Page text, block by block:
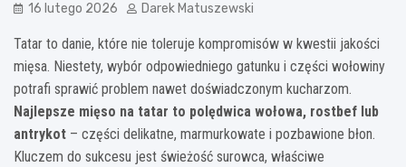
16 lutego 2026 Darek Matuszewski
Tatar to danie, które nie toleruje kompromisów w kwestii jakości
mięsa. Niestety, wybór odpowiedniego gatunku i części wołowiny
potrafi sprawić problem nawet doświadczonym kucharzom.
Najlepsze mięso na tatar to polędwica wołowa, rostbef lub
antrykot – części delikatne, marmurkowate i pozbawione błon.
Kluczem do sukcesu jest świeżość surowca, właściwe